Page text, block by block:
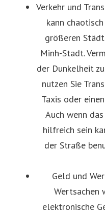
Verkehr und
kann
größeren
Minh-Stadt.
der Dunkelheit
nutzen Sie
Taxis oder einen
Auch wenn
hilfreich sein
der Straße
Geld und
Wertsachen
elektronische